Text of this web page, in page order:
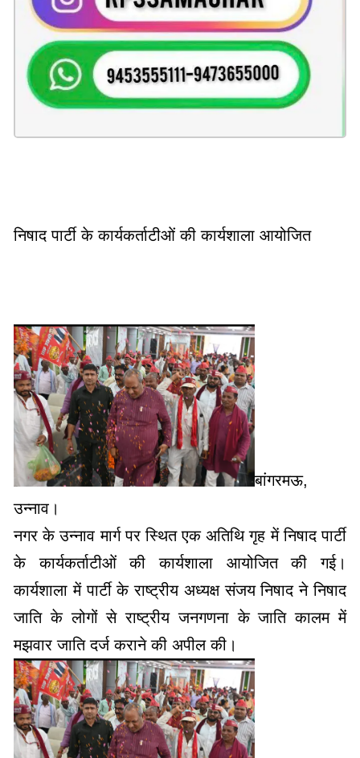
निषाद पार्टी के कार्यकर्ताटीओं की कार्यशाला आयोजित
बांगरमऊ,
उन्नाव।
नगर के उन्नाव मार्ग पर स्थित एक अतिथि गृह में निषाद पार्टी
के कार्यकर्ताटीओं की कार्यशाला आयोजित की गई।
कार्यशाला में पार्टी के राष्ट्रीय अध्यक्ष संजय निषाद ने निषाद
जाति के लोगों से राष्ट्रीय जनगणना के जाति कालम में
मझवार जाति दर्ज कराने की अपील की।